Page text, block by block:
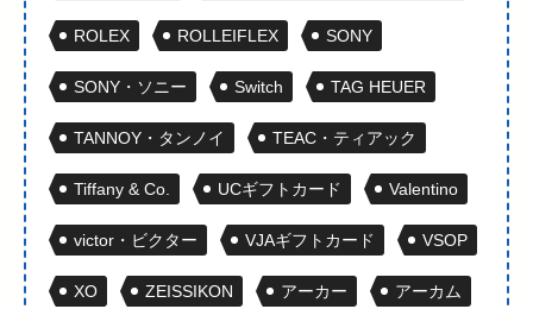
ROLEX ROLLEIFLEX SONY
SONY・ソニー Switch TAG HEUER
TANNOY・タンノイ TEAC・ティアック
Tiffany & Co. UCギフトカード Valentino
victor・ビクター VJAギフトカード VSOP
XO ZEISSIKON アーカー アーカム